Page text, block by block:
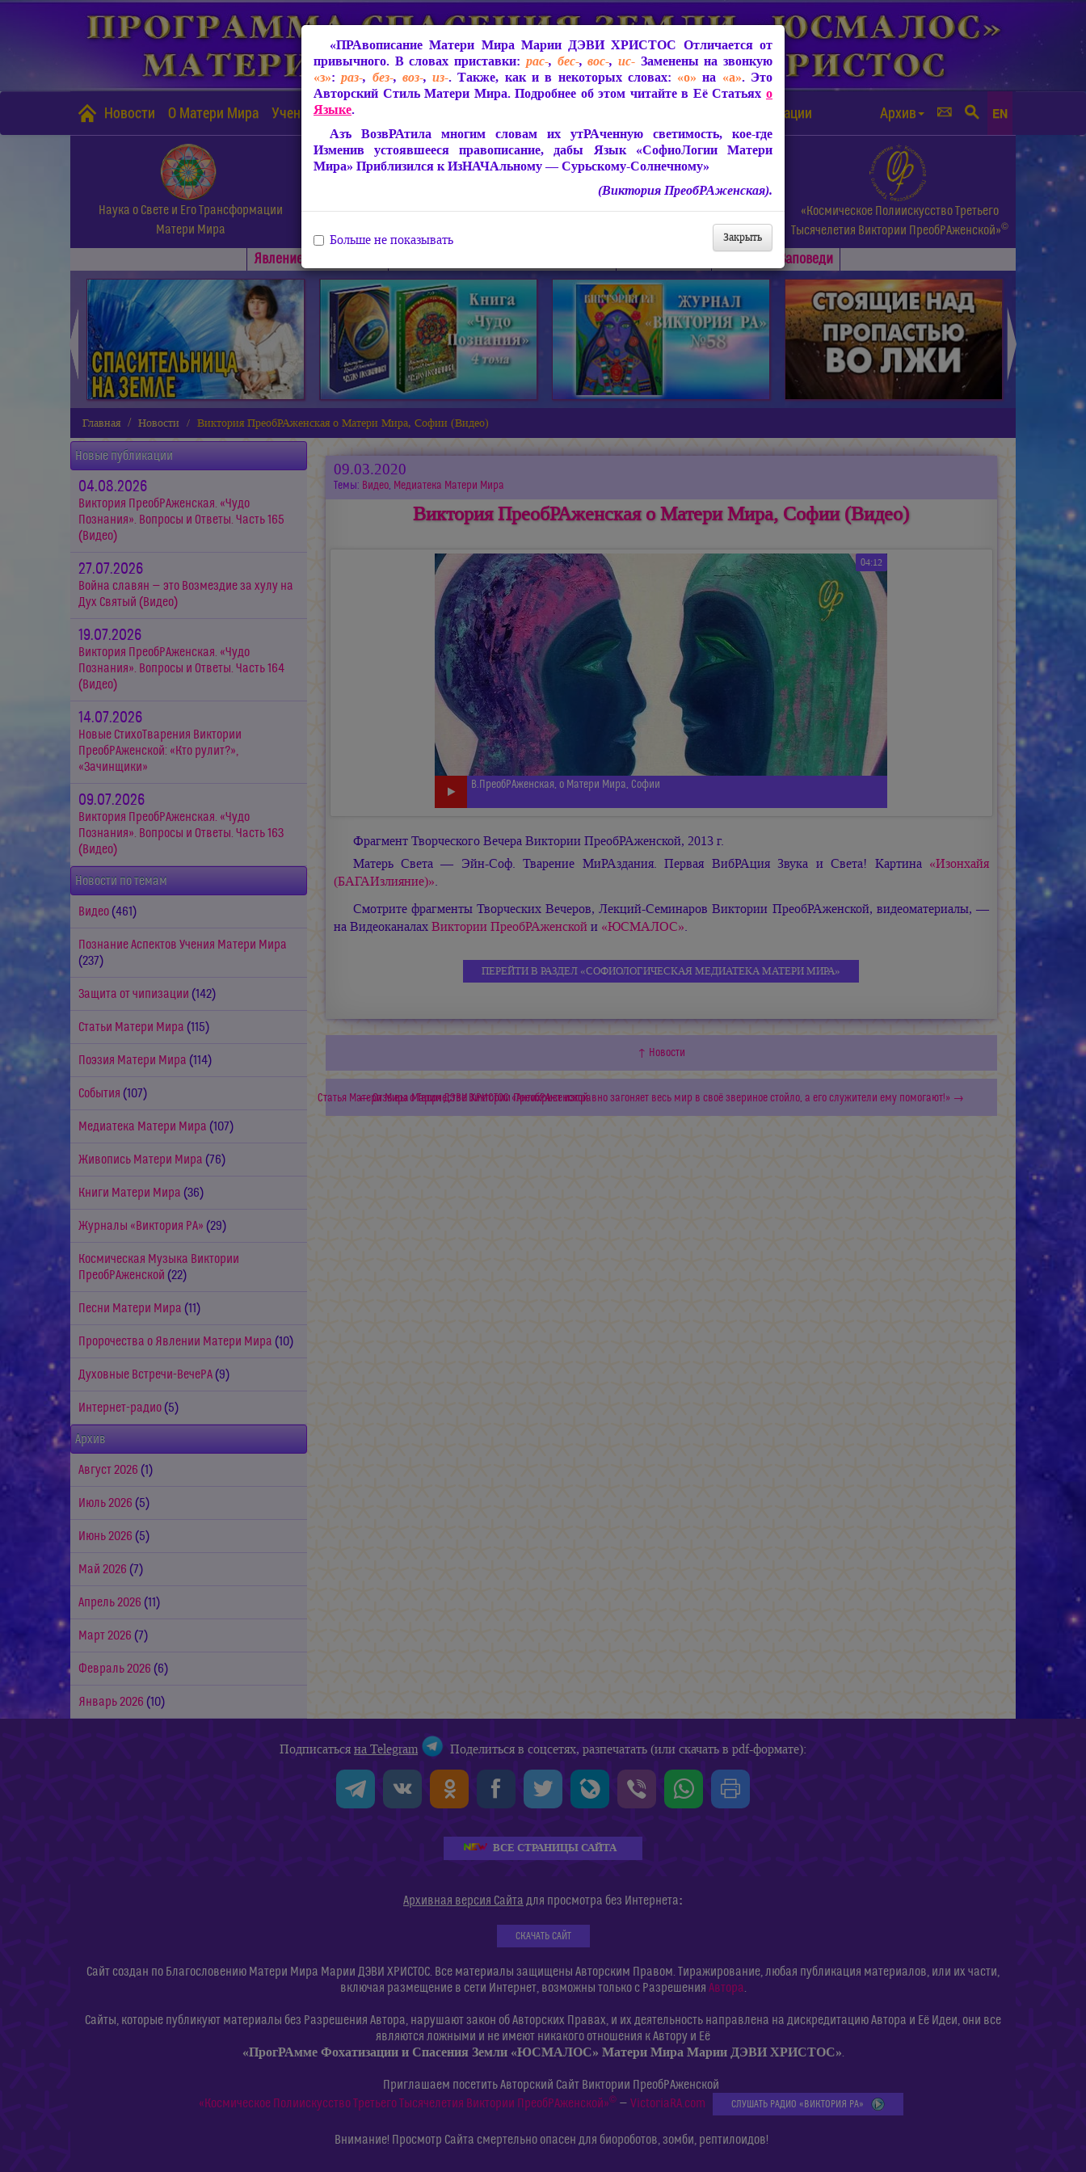
Новости О Матери Мира Учение Матери Мира Защита от чипизации Архив EN
Наука о Свете и Его Трансформации
Матери Мира
СофиоЛогия Матери Мира
Живое Слово Матери Мира.
Статьи, Книги, Видео, Аудио и др.
«Космическое Полиискусство Третьего
Тысячелетия Виктории ПреобРАженской»©
Явлениe Матери Мира Заповеди
◄ ►
Главная Новости Виктория ПреобРАженская о Матери Мира, Софии (Видео)
Новые публикации
04.08.2026
Виктория ПреобРАженская. «Чудо
Познания». Вопросы и Ответы. Часть 165
(Видео)
27.07.2026
Война славян — это Возмездие за хулу на
Дух Святый (Видео)
19.07.2026
Виктория ПреобРАженская. «Чудо
Познания». Вопросы и Ответы. Часть 164
(Видео)
14.07.2026
Новые СтихоТварения Виктории
ПреобРАженской: «Кто рулит?»,
«Зачинщики»
09.07.2026
Виктория ПреобРАженская. «Чудо
Познания». Вопросы и Ответы. Часть 163
(Видео)
Новости по темам
Видео (461)
Познание Аспектов Учения Матери Мира
(237)
Защита от чипизации (142)
Статьи Матери Мира (115)
Поэзия Матери Мира (114)
События (107)
Медиатека Матери Мира (107)
Живопись Матери Мира (76)
Книги Матери Мира (36)
Журналы «Виктория РА» (29)
Космическая Музыка Виктории
ПреобРАженской (22)
Песни Матери Мира (11)
Пророчества о Явлении Матери Мира (10)
Духовные Встречи-ВечеРА (9)
Интернет-радио (5)
Архив
Август 2026 (1)
Июль 2026 (5)
Июнь 2026 (5)
Май 2026 (7)
Апрель 2026 (11)
Март 2026 (7)
Февраль 2026 (6)
Январь 2026 (10)
09.03.2020
Темы: Видео, Медиатека Матери Мира
Виктория ПреобРАженская о Матери Мира, Софии (Видео)
04:12
В.ПреобРАженская, о Матери Мира, Софии
Фрагмент Творческого Вечера Виктории ПреобРАженской, 2013 г.
Матерь Света — Эйн-Соф. Тварение МиРАздания. Первая ВибРАция Звука и Света! Картина «Изонхайя
(БАГАИзлияние)».
Смотрите фрагменты Творческих Вечеров, Лекций-Семинаров Виктории ПреобРАженской, видеоматериалы, —
на ВидеоканалахВиктории ПреобРАженскойи «ЮСМАЛОС».
ПЕРЕЙТИ В РАЗДЕЛ «СОФИОЛОГИЧЕСКАЯ МЕДИАТЕКА МАТЕРИ МИРА»
↑ Новости
← Отзывы о Творчестве Виктории ПреобРАженской
Статья Матери Мира Марии ДЭВИ ХРИСТОС «Антихрист изправно загоняет весь мир в своё звериное стойло, а его служители ему помогают!» →
«ПРАвописание Матери Мира Марии ДЭВИ ХРИСТОС Отличается от
привычного. В словах приставки: рас-, бес-,вос-, ис-Заменены на звонкую
«з»:раз-, без-, воз-,из-. Также, как и в некоторых словах: «о» на «а». Это
Авторский Стиль Матери Мира. Подробнее об этом читайте в Её Статьях о
Языке.
Азъ ВозвРАтила многим словам их утРАченную светимость, кое-где
Изменив устоявшееся правописание, дабы Язык «СофиоЛогии Матери
Мира» Приблизился к ИзНАЧАльному — Сурьскому-Солнечному»
(Виктория ПреобРАженская).
Закрыть
Больше не показывать
Подписатьсяна Telegram Поделиться в соцсетях, разпечатать (или скачать в pdf-формате):
ВСЕ СТРАНИЦЫ САЙТА
Архивная версия Сайта для просмотра без Интернета:
СКАЧАТЬ САЙТ
Сайт создан по Благословению Матери Мира Марии ДЭВИ ХРИСТОС. Все материалы защищены Авторским Правом. Тиражирование, любая публикация материалов, или их части,
включая размещение в сети Интернет, возможны только с Разрешения Автора.
Сайты, которые публикуют материалы без Разрешения Автора, нарушают закон об Авторских Правах, и их деятельность направлена на дискредитацию Автора и Её Идеи, они все
являются ложными и не имеют никакого отношения к Автору и Её
«ПрогРАмме Фохатизации и Спасения Земли «ЮСМАЛОС» Матери Мира Марии ДЭВИ ХРИСТОС».
Приглашаем посетить Авторский Сайт Виктории ПреобРАженской
«Космическое Полиискусство Третьего Тысячелетия Виктории ПреобРАженской»© — VictoriaRA.com СЛУШАТЬ РАДИО «ВИКТОРИЯ РА»
Внимание! Просмотр Сайта смертельно опасен для биороботов, зомби, рептилоидов!